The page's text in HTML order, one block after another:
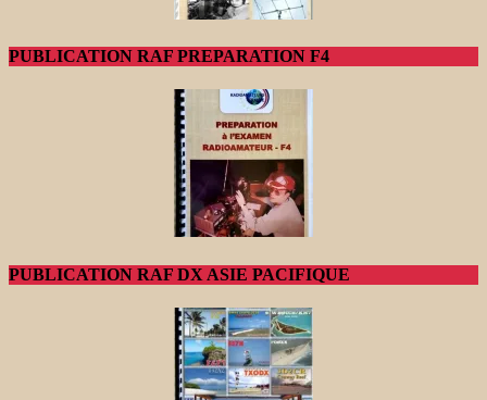
PUBLICATION RAF PREPARATION F4
PUBLICATION RAF DX ASIE PACIFIQUE